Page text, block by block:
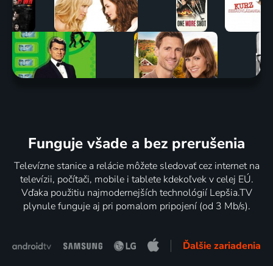
Funguje všade a bez prerušenia
Televízne stanice a relácie môžete sledovať cez internet na
televízii, počítači, mobile i tablete kdekoľvek v celej EÚ.
Vďaka použitiu najmodernejších technológií Lepšia.TV
plynule funguje aj pri pomalom pripojení (od 3 Mb/s).
Ďalšie zariadenia